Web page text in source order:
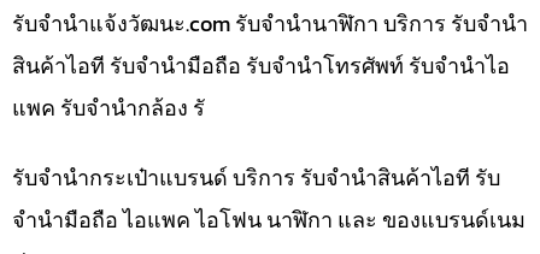
รับจํานําแจ้งวัฒนะ.com รับจำนำนาฬิกา บริการ รับจำนำ
สินค้าไอที รับจำนำมือถือ รับจำนำโทรศัพท์ รับจำนำไอ
แพค รับจำนำกล้อง รั
รับจำนำกระเป๋าแบรนด์ บริการ รับจำนำสินค้าไอที รับ
จำนำมือถือ ไอแพค ไอโฟน นาฬิกา และ ของแบรนด์เนม